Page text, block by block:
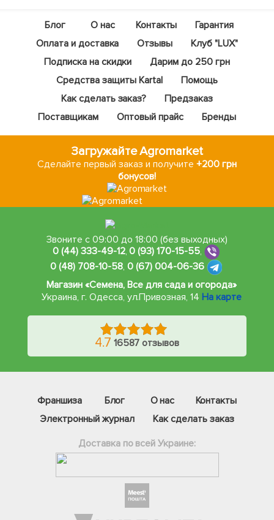
Блог О нас Контакты
Гарантия
Оплата и доставка
Отзывы
Клуб "LUX"
Подписка на скидки
Дарим до 250 грн
Средства защиты Kartal
Помощь
Как сделать заказ?
Предзаказ
Поставщикам
Оптовый прайс Бренды
Загружайте Agromarket
Сделайте первый заказ и получите +200 грн
бонусов!
Звоните с 09:00 до 18:00 (без выходных)
0 (44) 333-49-12,0 (93) 170-15-55,
0 (48) 708-10-58, 0 (67) 004-06-36
Магазин «Семена, Все для сада и огорода»
Украина, г. Одесса, ул.Привозная, 14 На карте
4.7 16587 отзывов
Франшиза Блог О нас
Контакты
Электронный журнал
Как сделать заказ
Доставка по всей Украине: